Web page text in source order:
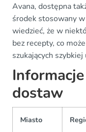
Avana, dostępna
środek stosowany
wiedzieć, że w
bez recepty, co
szukających szybkiej
dostaw
Miasto